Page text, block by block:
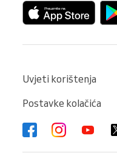
Uvjeti korištenja
Postavke kolačića